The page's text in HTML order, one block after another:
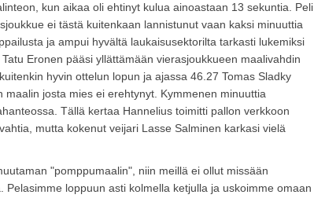
kun aikaa oli ehtinyt kulua ainoastaan 13 sekuntia. Peli
ei tästä kuitenkaan lannistunut vaan kaksi minuuttia
ja ampui hyvältä laukaisusektorilta tarkasti lukemiksi
Eronen pääsi yllättämään vierasjoukkueen maalivahdin
hyvin ottelun lopun ja ajassa 46.27 Tomas Sladky
josta mies ei erehtynyt. Kymmenen minuuttia
Tällä kertaa Hannelius toimitti pallon verkkoon
mutta kokenut veijari Lasse Salminen karkasi vielä
"pomppumaalin", niin meillä ei ollut missään
loppuun asti kolmella ketjulla ja uskoimme omaan